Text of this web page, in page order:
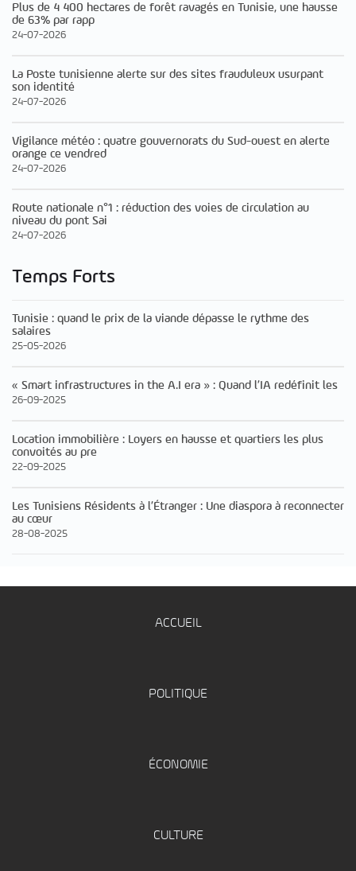
Plus de 4 400 hectares de forêt ravagés en Tunisie, une hausse
de 63% par rapp
24-07-2026
La Poste tunisienne alerte sur des sites frauduleux usurpant
son identité
24-07-2026
Vigilance météo : quatre gouvernorats du Sud-ouest en alerte
orange ce vendred
24-07-2026
Route nationale n°1 : réduction des voies de circulation au
niveau du pont Sai
24-07-2026
Temps Forts
Tunisie : quand le prix de la viande dépasse le rythme des
salaires
25-05-2026
« Smart infrastructures in the A.I era » : Quand l’IA redéfinit les
26-09-2025
Location immobilière : Loyers en hausse et quartiers les plus
convoités au pre
22-09-2025
Les Tunisiens Résidents à l’Étranger : Une diaspora à reconnecter
au cœur
28-08-2025
ACCUEIL
POLITIQUE
ÉCONOMIE
CULTURE